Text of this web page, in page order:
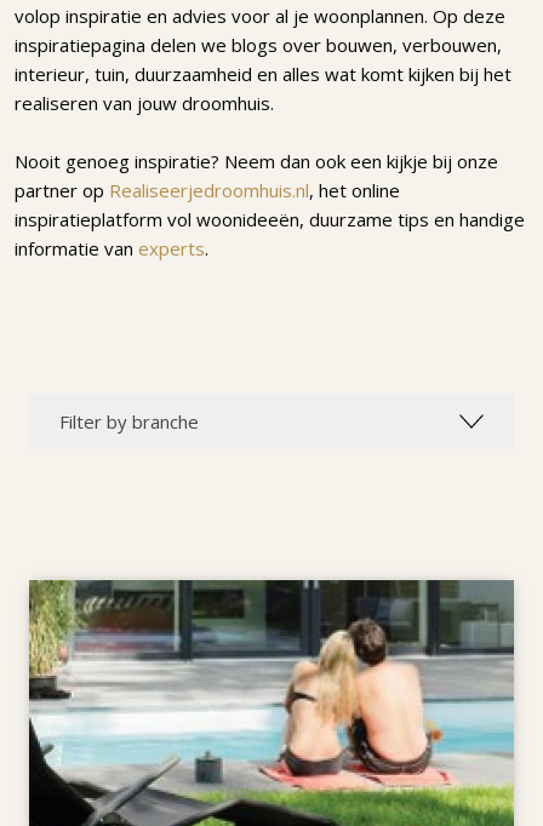
volop inspiratie en advies voor al je woonplannen. Op deze
inspiratiepagina delen we blogs over bouwen, verbouwen,
interieur, tuin, duurzaamheid en alles wat komt kijken bij het
realiseren van jouw droomhuis.
Nooit genoeg inspiratie? Neem dan ook een kijkje bij onze
partner op Realiseerjedroomhuis.nl, het online
inspiratieplatform vol woonideeën, duurzame tips en handige
informatie van experts.
Filter by branche